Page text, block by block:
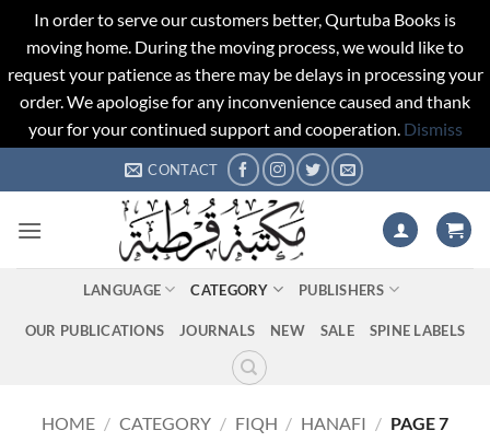
In order to serve our customers better, Qurtuba Books is
moving home. During the moving process, we would like to
request your patience as there may be delays in processing your
order. We apologise for any inconvenience caused and thank
your for your continued support and cooperation. Dismiss
to
CONTACT
LANGUAGE CATEGORY PUBLISHERS
OUR PUBLICATIONS JOURNALS NEW SALE SPINE LABELS
HOME / CATEGORY / FIQH / HANAFI / PAGE 7